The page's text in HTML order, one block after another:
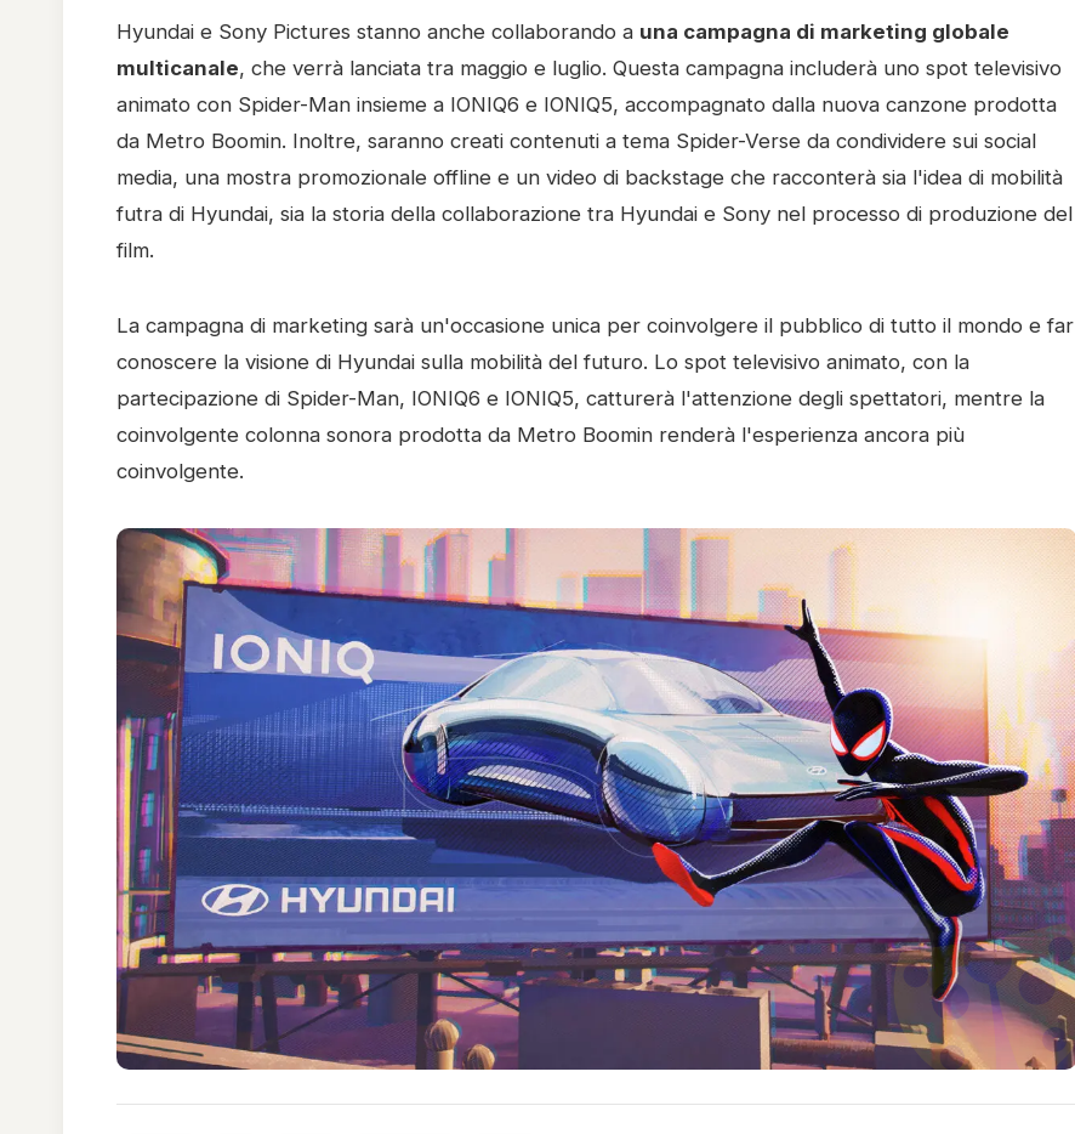
Hyundai e Sony Pictures stanno anche collaborando a una campagna di marketing globale
multicanale, che verrà lanciata tra maggio e luglio. Questa campagna includerà uno spot televisivo
animato con Spider-Man insieme a IONIQ6 e IONIQ5, accompagnato dalla nuova canzone prodotta
da Metro Boomin. Inoltre, saranno creati contenuti a tema Spider-Verse da condividere sui social
media, una mostra promozionale offline e un video di backstage che racconterà sia l'idea di mobilità
futra di Hyundai, sia la storia della collaborazione tra Hyundai e Sony nel processo di produzione del
film.
La campagna di marketing sarà un'occasione unica per coinvolgere il pubblico di tutto il mondo e far
conoscere la visione di Hyundai sulla mobilità del futuro. Lo spot televisivo animato, con la
partecipazione di Spider-Man, IONIQ6 e IONIQ5, catturerà l'attenzione degli spettatori, mentre la
coinvolgente colonna sonora prodotta da Metro Boomin renderà l'esperienza ancora più
coinvolgente.